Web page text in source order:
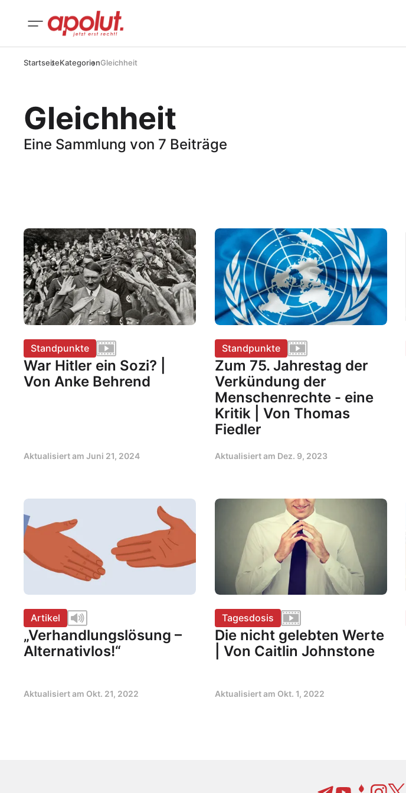
StartseiteKategorienGleichheit
Gleichheit
Eine Sammlung von 7 Beiträge
Standpunkte
War Hitler ein Sozi? |
Von Anke Behrend
Aktualisiert am Juni 21, 2024
Standpunkte
Zum 75. Jahrestag der
Verkündung der
Menschenrechte - eine
Kritik | Von Thomas
Fiedler
Aktualisiert am Dez. 9, 2023
Artikel
„Verhandlungslösung –
Alternativlos!“
Aktualisiert am Okt. 21, 2022
Tagesdosis
Die nicht gelebten Werte
| Von Caitlin Johnstone
Aktualisiert am Okt. 1, 2022